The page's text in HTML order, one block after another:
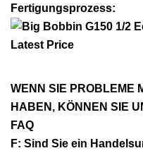
Fertigungsprozess:
WENN SIE PROBLEME
HABEN, KÖNNEN SIE
FAQ
F: Sind Sie ein